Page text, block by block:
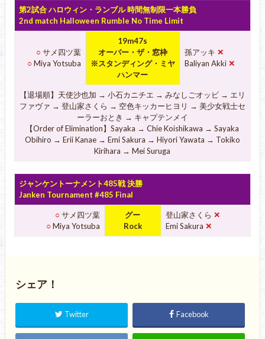
第2試合 ハロウィン・ランブル 時間無制限一本勝負
2nd match Halloween Rumble No Time Limit
○ サメ四ツ葉
○ Miya Yotsuba
19m47s
オーバー・ザ・窓枠
※スタンディング・ミヤ
ハンマー
孫アッキ ✕
Baliyan Akki ✕
【退場順】天使沙也加 → 小石カニチエ → みなしごオッビ → エリ
ファヴァ → 登山家さくら → 空色キッカーヒヨリ → 美少女戦士セ
ーラーおとき → キャプテンメイ
【Order of Elimination】Sayaka → Chie Koishikawa → Sayaka
Obihiro → Erii Kanae → Emi Sakura → Hiyori Yawata → Tokiko
Kirihara → Mei Suruga
ジャンケントーナメント485戦 決勝
Janken Tournament #485 Final
○ サメ四ツ葉
○ Miya Yotsuba
グー
Rock
登山家さくら ✕
Emi Sakura ✕
シェア！
Twitter Facebook